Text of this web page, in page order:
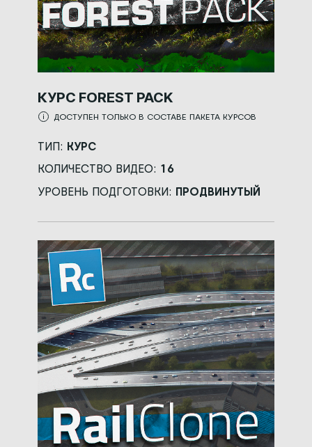
КУРС FOREST PACK
ТИП: КУРС
КОЛИЧЕСТВО ВИДЕО: 16
УРОВЕНЬ ПОДГОТОВКИ: ПРОДВИНУТЫЙ
ДОСТУПЕН ТОЛЬКО В СОСТАВЕ ПАКЕТА КУРСОВ